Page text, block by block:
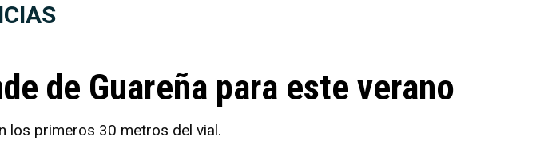
de Guareña para este verano
los primeros 30 metros del vial.